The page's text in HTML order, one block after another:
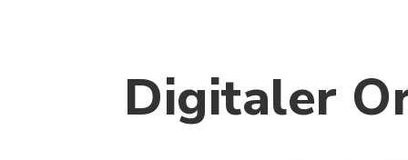
Digitaler